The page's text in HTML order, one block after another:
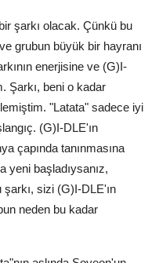
şarkı olacak. Çünkü bu
grubun büyük bir hayranı
enerjisine ve (G)I-
Şarkı, beni o kadar
"Latata" sadece iyi
(G)I-DLE'ın
çapında tanınmasına
yeni başladıysanız,
sizi (G)I-DLE'ın
neden bu kadar